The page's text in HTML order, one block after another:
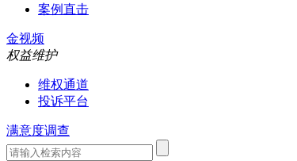
案例直击
金视频
权益维护
维权通道
投诉平台
满意度调查